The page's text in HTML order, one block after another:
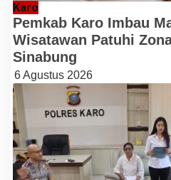
Karo
Pemkab Karo Imbau
Wisatawan Patuhi
Sinabung
6 Agustus 2026